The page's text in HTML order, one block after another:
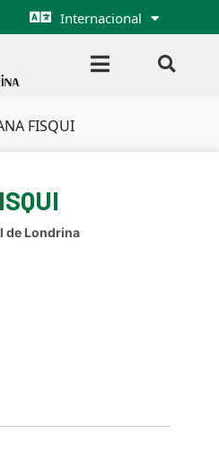
Internacional
FISQUI
de Londrina